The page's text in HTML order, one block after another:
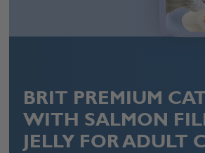
BRIT PREMIUM
WITH SALMON
JELLY FOR ADULT